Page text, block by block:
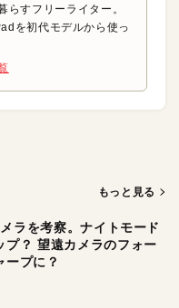
らすフリーライター。
を初代モデルから使っ
もっと見る
ラを考察。ナイトモード
プ？ 望遠カメラのフォー
ープに？